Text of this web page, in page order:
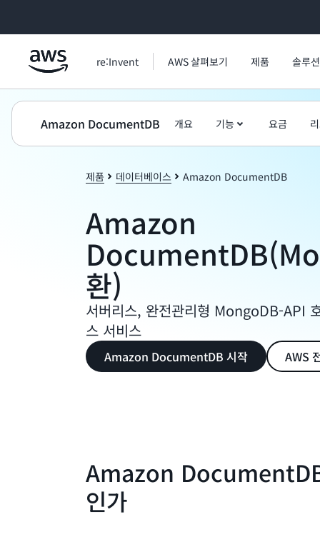
re:Invent AWS 살펴보기 제품 솔루션
Amazon DocumentDB 개요 기능 요금
제품 데이터베이스 Amazon DocumentDB
Amazon
환)
서버리스, 완전관리형 MongoDB-API
스 서비스
Amazon DocumentDB 시작 AWS
Amazon
인가